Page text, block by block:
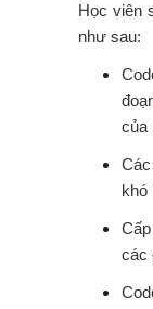
Học viên
như sau:
của
khó
các